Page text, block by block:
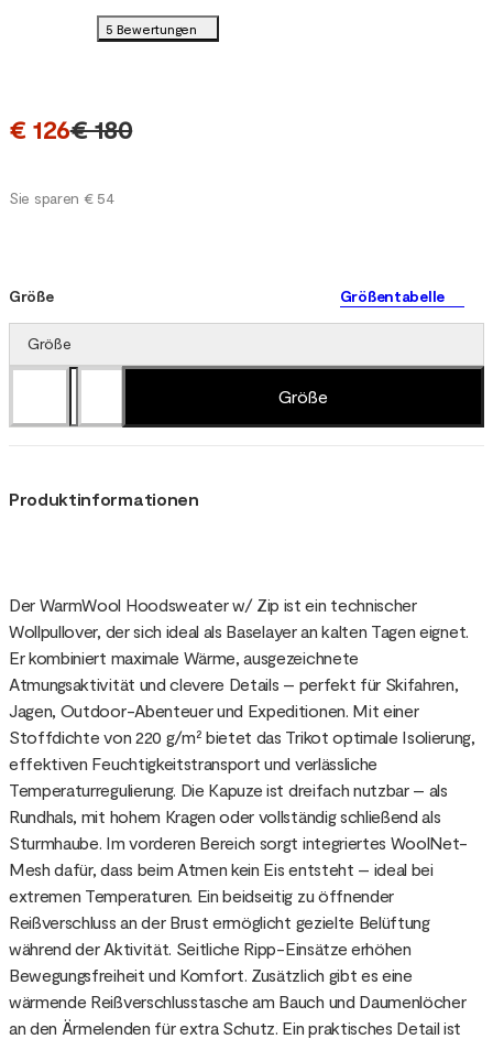
5 Bewertungen
€ 126€ 180
Sie sparen € 54
Größe Größentabelle
Größe
Größe
Produktinformationen
Der WarmWool Hoodsweater w/ Zip ist ein technischer
Wollpullover, der sich ideal als Baselayer an kalten Tagen eignet.
Er kombiniert maximale Wärme, ausgezeichnete
Atmungsaktivität und clevere Details – perfekt für Skifahren,
Jagen, Outdoor-Abenteuer und Expeditionen. Mit einer
Stoffdichte von 220 g/m² bietet das Trikot optimale Isolierung,
effektiven Feuchtigkeitstransport und verlässliche
Temperaturregulierung. Die Kapuze ist dreifach nutzbar – als
Rundhals, mit hohem Kragen oder vollständig schließend als
Sturmhaube. Im vorderen Bereich sorgt integriertes WoolNet-
Mesh dafür, dass beim Atmen kein Eis entsteht – ideal bei
extremen Temperaturen. Ein beidseitig zu öffnender
Reißverschluss an der Brust ermöglicht gezielte Belüftung
während der Aktivität. Seitliche Ripp-Einsätze erhöhen
Bewegungsfreiheit und Komfort. Zusätzlich gibt es eine
wärmende Reißverschlusstasche am Bauch und Daumenlöcher
an den Ärmelenden für extra Schutz. Ein praktisches Detail ist